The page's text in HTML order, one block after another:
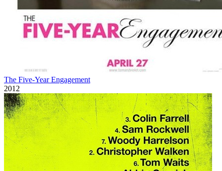
The Five-Year Engagement
2012